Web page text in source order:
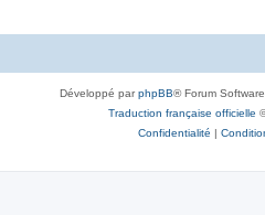
Développé parphpBB® Forum
Traduction française officielle
Confidentialité |